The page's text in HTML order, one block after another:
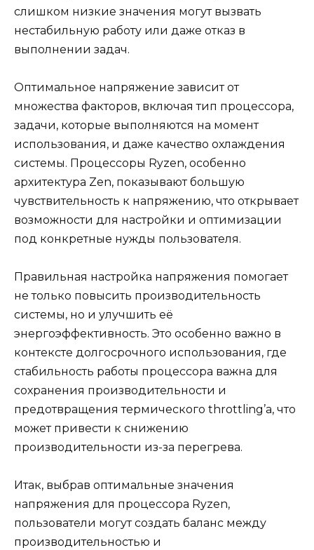
слишком низкие значения могут вызвать
нестабильную работу или даже отказ в
выполнении задач.
Оптимальное напряжение зависит от
множества факторов, включая тип процессора,
задачи, которые выполняются на момент
использования, и даже качество охлаждения
системы. Процессоры Ryzen, особенно
архитектура Zen, показывают большую
чувствительность к напряжению, что открывает
возможности для настройки и оптимизации
под конкретные нужды пользователя.
Правильная настройка напряжения помогает
не только повысить производительность
системы, но и улучшить её
энергоэффективность. Это особенно важно в
контексте долгосрочного использования, где
стабильность работы процессора важна для
сохранения производительности и
предотвращения термического throttling’а, что
может привести к снижению
производительности из-за перегрева.
Итак, выбрав оптимальные значения
напряжения для процессора Ryzen,
пользователи могут создать баланс между
производительностью и